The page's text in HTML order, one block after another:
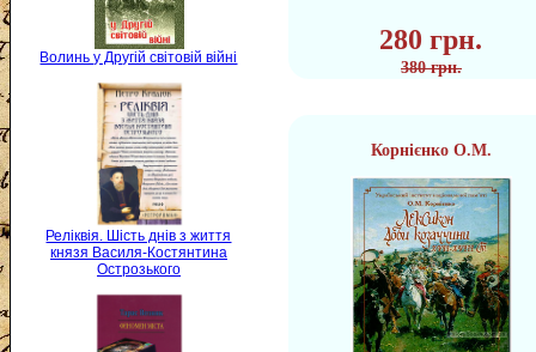
Волинь у Другій світовій війні
Реліквія. Шість днів з життя
князя Василя-Костянтина
Острозького
280 грн.
380 грн.
Корнієнко О.М.